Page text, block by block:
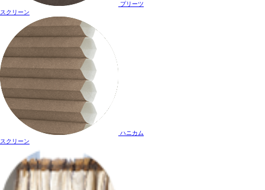
プリーツ
スクリーン
ハニカム
スクリーン